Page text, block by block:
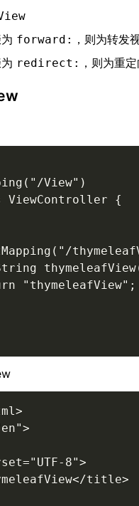
forward: ，则为转发
redirect: ，则为重
View")
ViewController {
"thymeleafView";
>
en">
=" UTF-8">
</title>